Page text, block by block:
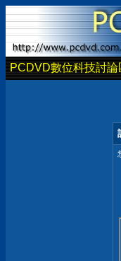
PCDVD數位科技討論